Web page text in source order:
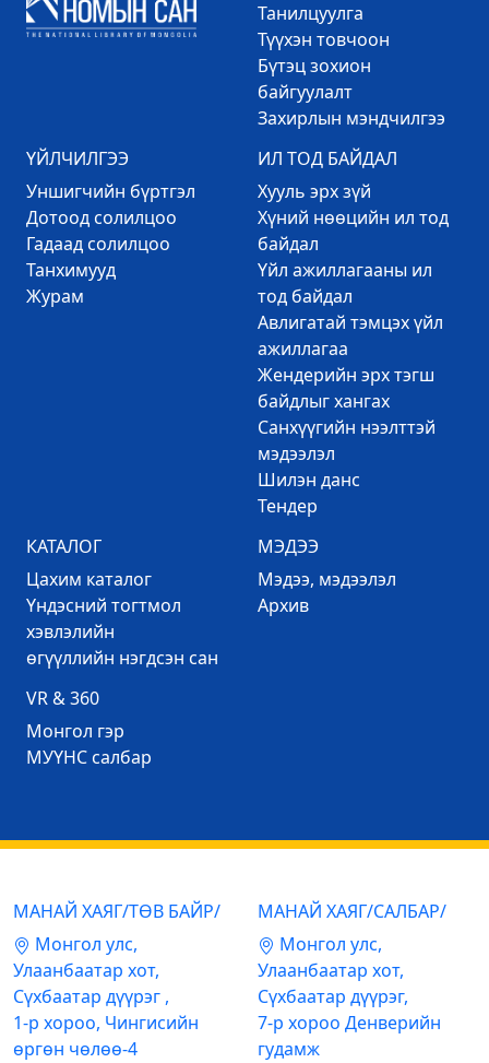
Танилцуулга
Түүхэн товчоон
Бүтэц зохион
байгуулалт
Захирлын мэндчилгээ
ҮЙЛЧИЛГЭЭ
Уншигчийн бүртгэл
Дотоод солилцоо
Гадаад солилцоо
Танхимууд
Журам
ИЛ ТОД БАЙДАЛ
Хууль эрх зүй
Хүний нөөцийн ил тод
байдал
Үйл ажиллагааны ил
тод байдал
Авлигатай тэмцэх үйл
ажиллагаа
Жендерийн эрх тэгш
байдлыг хангах
Санхүүгийн нээлттэй
мэдээлэл
Шилэн данс
Тендер
КАТАЛОГ
Цахим каталог
Үндэсний тогтмол
хэвлэлийн
өгүүллийн нэгдсэн сан
МЭДЭЭ
Mэдээ, мэдээлэл
Архив
VR & 360
Mонгол гэр
МУҮНС салбар
МАНАЙ ХАЯГ/ТӨВ БАЙР/
Mонгол улс,
Улаанбаатар хот,
Сүхбаатар дүүрэг ,
1-р хороо, Чингисийн
өргөн чөлөө-4
МАНАЙ ХАЯГ/САЛБАР/
Mонгол улс,
Улаанбаатар хот,
Сүхбаатар дүүрэг,
7-р хороо Денверийн
гудамж